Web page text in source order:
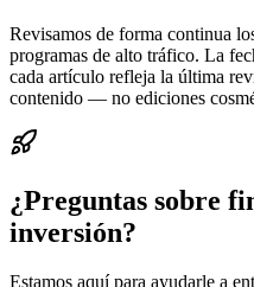
Revisamos de forma continua
programas de alto tráfico. La
cada artículo refleja la última
contenido — no ediciones
¿Preguntas sobre
inversión?
Estamos aquí para ayudarle a